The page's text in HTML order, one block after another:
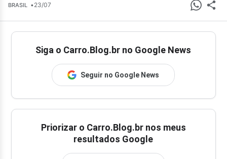
BRASIL •23/07
Siga o Carro.Blog.br no Google News
Seguir no Google News
Priorizar o Carro.Blog.br nos meus
resultados Google